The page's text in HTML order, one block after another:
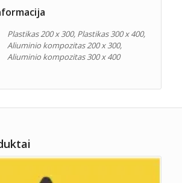
Plastikas 200 x 300, Plastikas 300 x 400,
Aliuminio kompozitas 200 x 300,
Aliuminio kompozitas 300 x 400